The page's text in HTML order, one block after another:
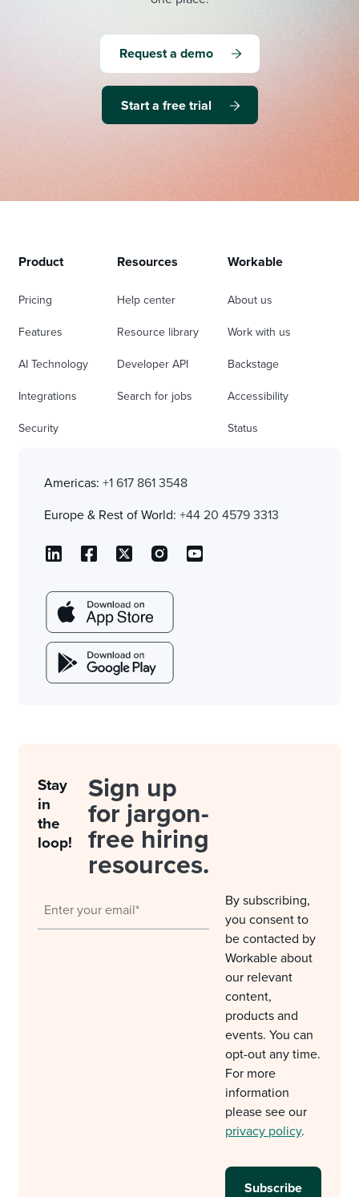
Request a demo
Start a free trial
Product
Pricing
Features
AI Technology
Integrations
Security
Resources
Help center
Resource library
Developer API
Search for jobs
Workable
About us
Work with us
Backstage
Accessibility
Status
Americas: +1 617 861 3548
Europe & Rest of World: +44 20 4579 3313
Stay
in
the
loop!
Sign up
for jargon-
free hiring
resources.
By subscribing,
you consent to
be contacted by
Workable about
our relevant
content,
products and
events. You can
opt-out any time.
For more
information
please see our
privacy policy.